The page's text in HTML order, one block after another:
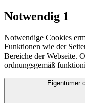
Notwendig 1
Notwendige Cookies
Funktionen wie der
Bereiche der Webseite.
ordnungsgemäß
Eigentümer